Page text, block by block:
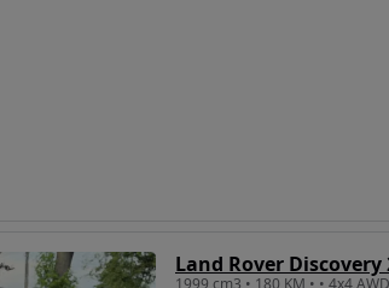
Land Rover Discovery